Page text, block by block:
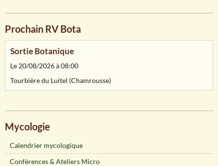
Prochain RV Bota
Sortie Botanique
Le 20/08/2026à 08:00
Tourbière du Luitel (Chamrousse)
Mycologie
Calendrier mycologique
Conférences & Ateliers Micro